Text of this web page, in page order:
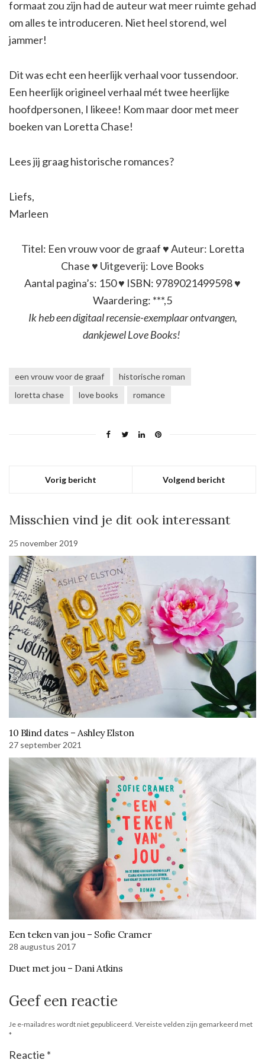
formaat zou zijn had de auteur wat meer ruimte gehad
om alles te introduceren. Niet heel storend, wel
jammer!
Dit was echt een heerlijk verhaal voor tussendoor.
Een heerlijk origineel verhaal mét twee heerlijke
hoofdpersonen, I likeee! Kom maar door met meer
boeken van Loretta Chase!
Lees jij graag historische romances?
Liefs,
Marleen
Titel: Een vrouw voor de graaf ♥ Auteur: Loretta
Chase ♥ Uitgeverij: Love Books
Aantal pagina’s: 150 ♥ ISBN: 9789021499598 ♥
Waardering: ***,5
Ik heb een digitaal recensie-exemplaar ontvangen,
dankjewel Love Books!
een vrouw voor de graaf
historische roman
loretta chase
love books romance
Vorig bericht Volgend bericht
Misschien vind je dit ook interessant
25 november 2019
10 Blind dates – Ashley Elston
27 september 2021
Een teken van jou – Sofie Cramer
28 augustus 2017
Duet met jou – Dani Atkins
Geef een reactie
Je e-mailadres wordt niet gepubliceerd. Vereiste velden zijn gemarkeerd met
*
Reactie *